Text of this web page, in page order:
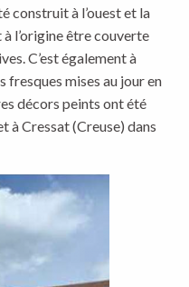
construit à l’ouest et la
l’origine être couverte
C’est également à
fresques mises au jour en
décors peints ont été
à Cressat (Creuse) dans